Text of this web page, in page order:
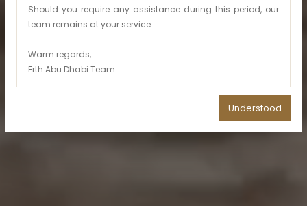
Should you require any assistance during this period, our
team remains at your service.
Warm regards,
Erth Abu Dhabi Team
Understood